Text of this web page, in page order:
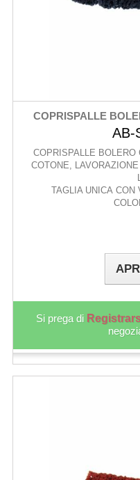
COPRISPALLE
AB-
COPRISPALLE BOLERO
COTONE,
TAGLIA UNICA CON
Si prega di